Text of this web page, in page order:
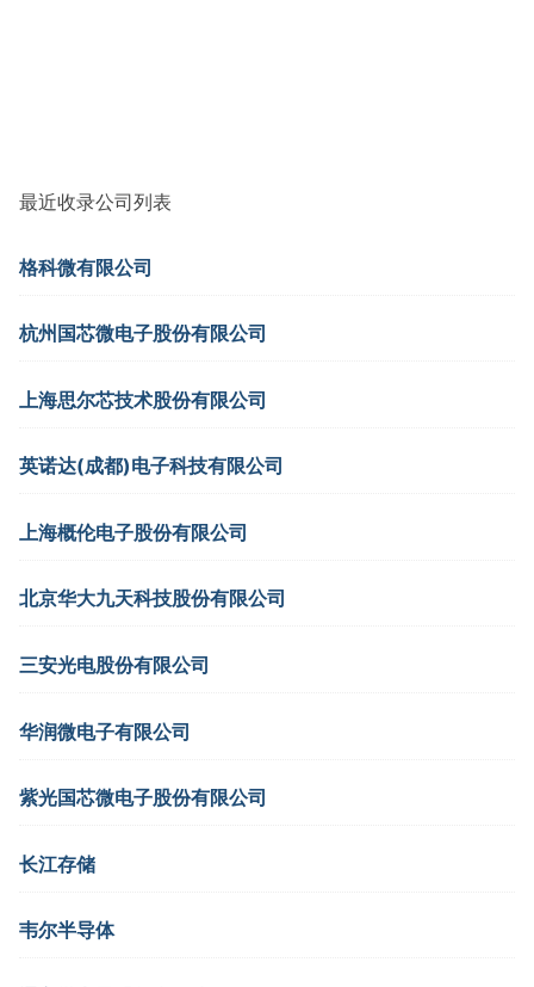
最近收录公司列表
格科微有限公司
杭州国芯微电子股份有限公司
上海思尔芯技术股份有限公司
英诺达(成都)电子科技有限公司
上海概伦电子股份有限公司
北京华大九天科技股份有限公司
三安光电股份有限公司
华润微电子有限公司
紫光国芯微电子股份有限公司
长江存储
韦尔半导体